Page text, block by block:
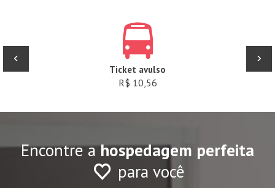
Ticket avulso
R$ 10,56
‹ ›
Encontre ahospedagem perfeita
para você